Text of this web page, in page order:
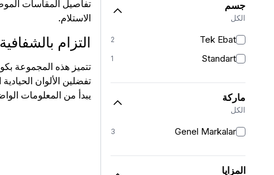
جسم
الكل
Tek Ebat
2
Standart
1
ماركة
الكل
Genel Markalar
3
المزايا
تفاصيل المقاسات
الاستلام.
التزام
تتميز هذه المجموعة
تفضلين الألوان
يبدأ من المعلومات